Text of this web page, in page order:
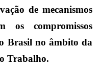
de mecanismos
os compromissos
Brasil no âmbito da
Trabalho.